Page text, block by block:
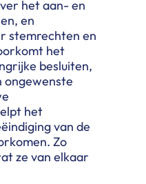
het aan- en
en
stemrechten en
het
besluiten,
ongewenste
het
van de
Zo
ze van elkaar